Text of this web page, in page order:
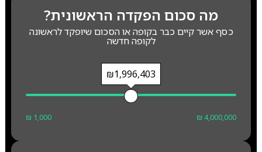
מה סכום הפקדה הראשונית?
כסף אשר קיים כבר בקופה או הסכום שיופקד לראשונה
לקופה חדשה
₪1,996,403
₪ 1,000 ₪ 4,000,000